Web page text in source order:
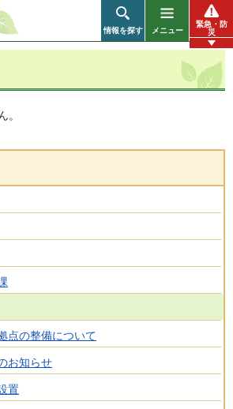
情報を探す メニュー
緊急・防
災
。
点の整備について
お知らせ
置